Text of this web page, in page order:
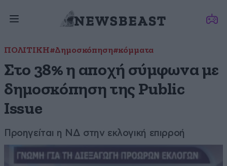
ΠΟΛΙΤΙΚΗ#Δημοσκόπηση#κόμματα
Στο 38% η αποχή σύμφωνα με
δημοσκόπηση της Public
Issue
Προηγείται η ΝΔ στην εκλογική επιρροή